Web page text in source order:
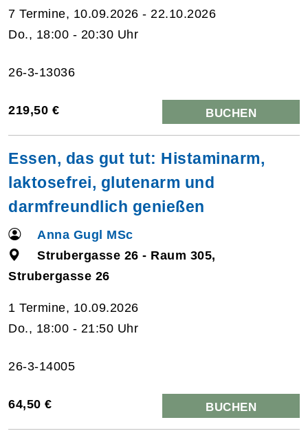
7 Termine, 10.09.2026 - 22.10.2026
Do., 18:00 - 20:30 Uhr
26-3-13036
219,50 € BUCHEN
Essen, das gut tut: Histaminarm,
laktosefrei, glutenarm und
darmfreundlich genießen
Anna Gugl MSc
Strubergasse 26 - Raum 305,
Strubergasse 26
1 Termine, 10.09.2026
Do., 18:00 - 21:50 Uhr
26-3-14005
64,50 € BUCHEN